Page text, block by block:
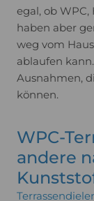
egal, ob
haben aber
weg vom
ablaufen
Ausnahmen,
können.
WPC-
andere